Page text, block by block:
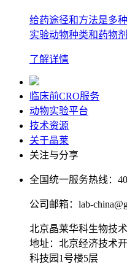
给药途径和方法是多
实验动物种类和药物
了解详情
临床前CRO服务
动物实验平台
技术资源
关于晶莱
关注与分享
全国统一服务热线：
公司邮箱： lab-
北京晶莱华科生物技
地址：北京经济技术
科技园1号楼5层